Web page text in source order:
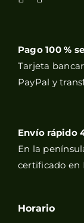
Pago 100 %
Tarjeta
PayPal y
Envío rápido
En la
certificado en
Horario